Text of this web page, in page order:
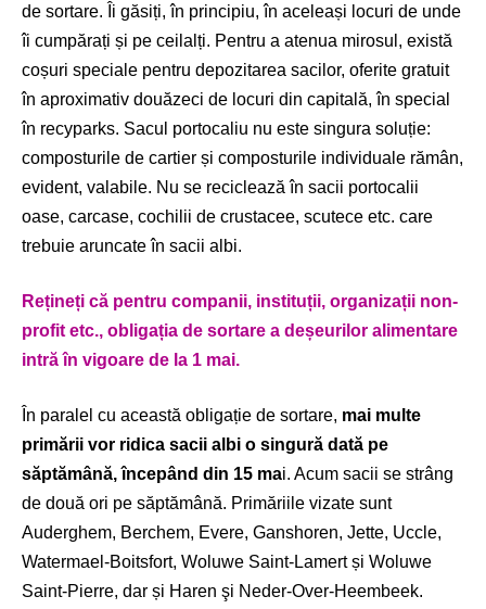
de sortare. Îi găsiți, în principiu, în aceleași locuri de unde
îi cumpărați și pe ceilalți. Pentru a atenua mirosul, există
coșuri speciale pentru depozitarea sacilor, oferite gratuit
în aproximativ douăzeci de locuri din capitală, în special
în recyparks. Sacul portocaliu nu este singura soluție:
composturile de cartier și composturile individuale rămân,
evident, valabile. Nu se reciclează în sacii portocalii
oase, carcase, cochilii de crustacee, scutece etc. care
trebuie aruncate în sacii albi.
Rețineți că pentru companii, instituții, organizații non-
profit etc., obligația de sortare a deșeurilor alimentare
intră în vigoare de la 1 mai.
În paralel cu această obligație de sortare, mai multe
primării vor ridica sacii albi o singură dată pe
săptămână, începând din 15 mai. Acum sacii se strâng
de două ori pe săptămână. Primăriile vizate sunt
Auderghem, Berchem, Evere, Ganshoren, Jette, Uccle,
Watermael-Boitsfort, Woluwe Saint-Lamert și Woluwe
Saint-Pierre, dar și Haren şi Neder-Over-Heembeek.